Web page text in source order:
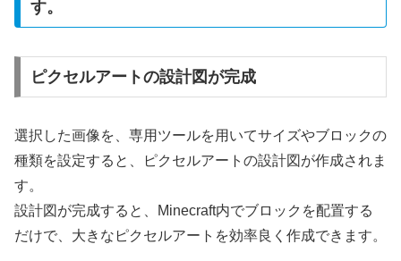
す。
ピクセルアートの設計図が完成
選択した画像を、専用ツールを用いてサイズやブロックの
種類を設定すると、ピクセルアートの設計図が作成されま
す。
設計図が完成すると、Minecraft内でブロックを配置する
だけで、大きなピクセルアートを効率良く作成できます。